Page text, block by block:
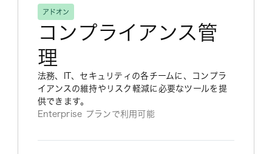
アドオン
コンプライアンス管
理
法務、IT、セキュリティの各チームに、コンプラ
イアンスの維持やリスク軽減に必要なツールを提
供できます。
Enterprise プランで利用可能